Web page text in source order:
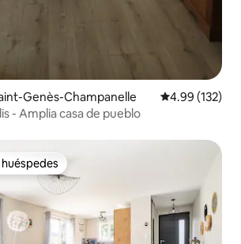
Genès-Champanelle Calificación
4.99 (132)
- Amplia casa de pueblo
preferido